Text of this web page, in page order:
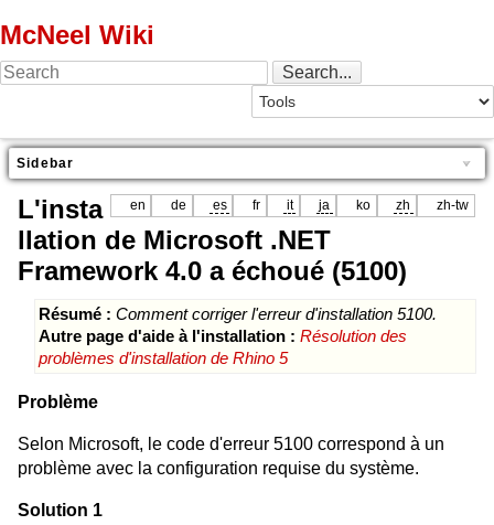
McNeel Wiki
Sidebar
en de es fr it ja ko zh zh-tw
L'insta
llation de Microsoft .NET
Framework 4.0 a échoué (5100)
Résumé : Comment corriger l'erreur d'installation 5100.
Autre page d'aide à l'installation : Résolution des
problèmes d'installation de Rhino 5
Problème
Selon Microsoft, le code d'erreur 5100 correspond à un
problème avec la configuration requise du système.
Solution 1